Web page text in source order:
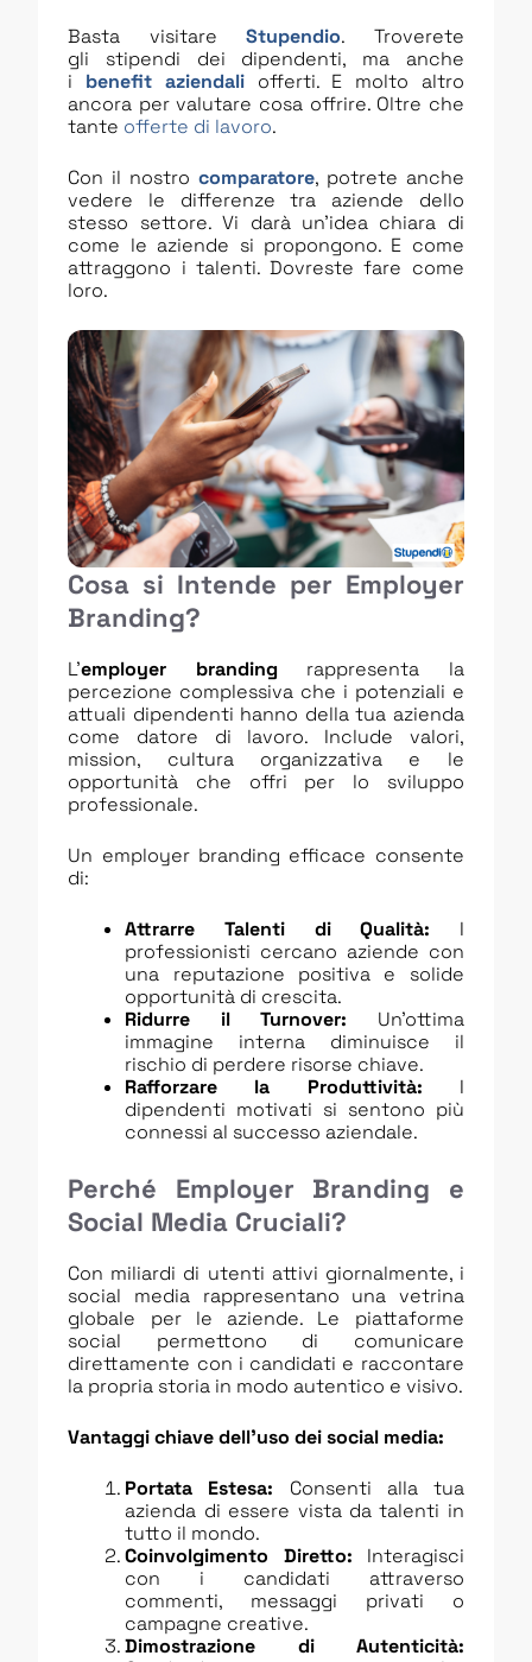
Basta visitareStupendio. Troverete
gli stipendi dei dipendenti, ma anche
i benefit aziendaliofferti. E molto altro
ancora per valutare cosa offrire. Oltre che
tante offerte di lavoro.
Con il nostro comparatore, potrete anche
vedere le differenze tra aziende dello
stesso settore. Vi darà un’idea chiara di
come le aziende si propongono. E come
attraggono i talenti. Dovreste fare come
loro.
Cosa si Intende per Employer
Branding?
L’employer brandingrappresenta la
percezione complessiva che i potenziali e
attuali dipendenti hanno della tua azienda
come datore di lavoro. Include valori,
mission, cultura organizzativa e le
opportunità che offri per lo sviluppo
professionale.
Un employer branding efficace consente
di:
Attrarre Talenti di Qualità: I
professionisti cercano aziende con
una reputazione positiva e solide
opportunità di crescita.
Ridurre il Turnover: Un’ottima
immagine interna diminuisce il
rischio di perdere risorse chiave.
Rafforzare la Produttività: I
dipendenti motivati si sentono più
connessi al successo aziendale.
Perché Employer Branding e
Social Media Cruciali?
Con miliardi di utenti attivi giornalmente, i
social media rappresentano una vetrina
globale per le aziende. Le piattaforme
social permettono di comunicare
direttamente con i candidati e raccontare
la propria storia in modo autentico e visivo.
Vantaggi chiave dell’uso dei social media:
Portata Estesa: Consenti alla tua
azienda di essere vista da talenti in
tutto il mondo.
Coinvolgimento Diretto: Interagisci
con i candidati attraverso
commenti, messaggi privati o
campagne creative.
Dimostrazione di Autenticità: